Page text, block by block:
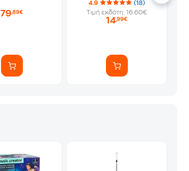
79,89€
4.9
(18)
Τιμή εκδότη: 16.60€
14,99€